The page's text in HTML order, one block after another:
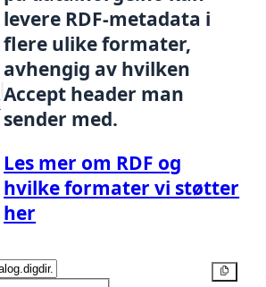
levere RDF-metadata i
flere ulike formater,
avhengig av hvilken
Accept header man
sender med.
Les mer om RDF og
hvilke formater vi støtter
her